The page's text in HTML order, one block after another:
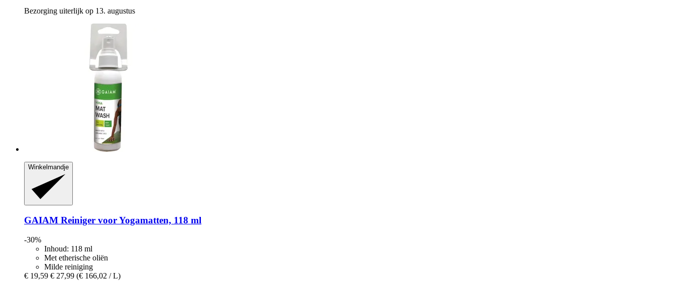
Bezorging uiterlijk op 13. augustus
Winkelmandje
GAIAM Reiniger voor Yogamatten, 118 ml
-30%
Inhoud: 118 ml
Met etherische oliën
Milde reiniging
€ 19,59 € 27,99 (€ 166,02 / L)